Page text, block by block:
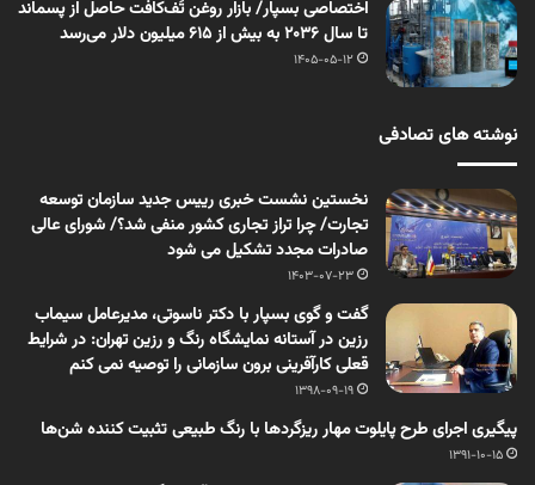
اختصاصی بسپار/ بازار روغن تَف‌کافت حاصل از پسماند
تا سال ۲۰۳۶ به بیش از ۶۱۵ میلیون دلار می‌رسد
1405-05-12
نوشته های تصادفی
نخستین نشست خبری رییس جدید سازمان توسعه
تجارت/ چرا تراز تجاری کشور منفی شد؟/ شورای عالی
صادرات مجدد تشکیل می شود
1403-07-23
گفت و گوی بسپار با دکتر ناسوتی، مدیرعامل سیماب
رزین در آستانه نمایشگاه رنگ و رزین تهران: در شرایط
قعلی کارآفرینی برون سازمانی را توصیه نمی کنم
1398-09-19
پیگیری اجرای طرح پایلوت مهار ریزگردها با رنگ طبیعی تثبیت کننده شن‌ها
1391-10-15